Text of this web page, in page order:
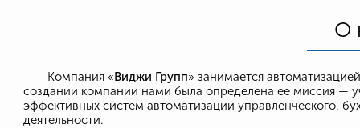
О
Компания «Виджи Групп» занимается
создании компании нами была определена ее миссия —
эффективных систем автоматизации управленческого,
деятельности.